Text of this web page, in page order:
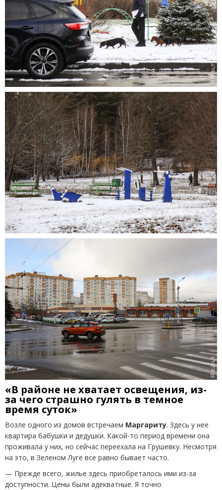
«В районе не хватает освещения, из-
за чего страшно гулять в темное
время суток»
Возле одного из домов встречаем Маргариту. Здесь у нее
квартира бабушки и дедушки. Какой-то период времени она
проживала у них, но сейчас переехала на Грушевку. Несмотря
на это, в Зеленом Луге все равно бывает часто.
— Прежде всего, жилье здесь приобреталось ими из-за
доступности. Цены были адекватные. Я точно